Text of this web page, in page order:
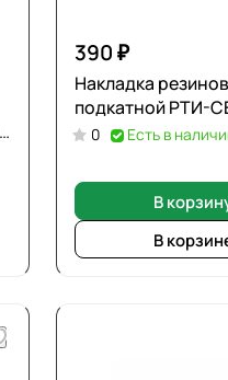
390 ₽
Накладка
подкатной РТИ-
0 Есть в
В
В